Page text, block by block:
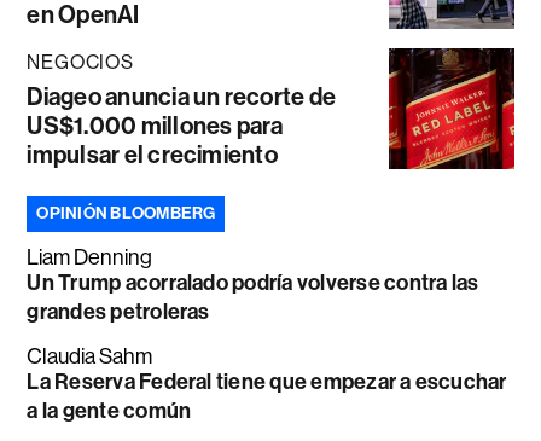
en OpenAI
NEGOCIOS
Diageo anuncia un recorte de
US$1.000 millones para
impulsar el crecimiento
OPINIÓN BLOOMBERG
Liam Denning
Un Trump acorralado podría volverse contra las
grandes petroleras
Claudia Sahm
La Reserva Federal tiene que empezar a escuchar
a la gente común